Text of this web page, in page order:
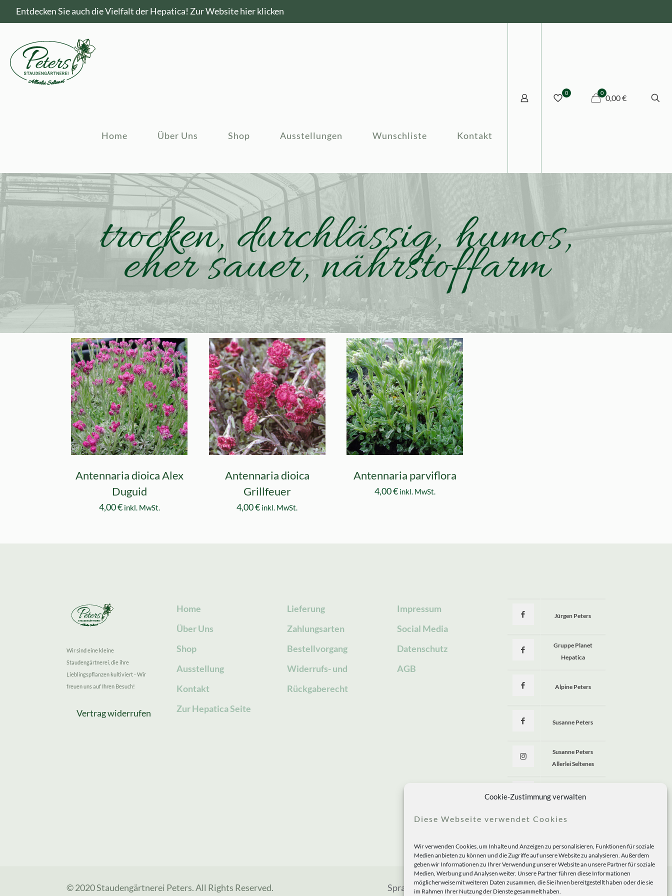
Cookie-Zustimmung verwalten
Diese Webseite verwendet Cookies
Wir verwenden Cookies, um Inhalte und Anzeigen zu personalisieren, Funktionen für soziale
Medien anbieten zu können und die Zugriffe auf unsere Website zu analysieren. Außerdem
geben wir Informationen zu Ihrer Verwendung unserer Website an unsere Partner für soziale
Medien, Werbung und Analysen weiter. Unsere Partner führen diese Informationen
möglicherweise mit weiteren Daten zusammen, die Sie ihnen bereitgestellt haben oder die sie
im Rahmen Ihrer Nutzung der Dienste gesammelt haben.
Entdecken Sie auch die Vielfalt der Hepatica! Zur Website hier klicken
Home Über Uns Shop Ausstellungen Wunschliste Kontakt
0 0
0,00 €
trocken, durchlässig, humos,
eher sauer, nährstoffarm
Antennaria dioica Alex
Duguid
4,00€ inkl. MwSt.
Antennaria dioica
Grillfeuer
4,00€ inkl. MwSt.
Antennaria parviflora
4,00€ inkl. MwSt.
Wir sind eine kleine
Staudengärtnerei, die ihre
Lieblingspflanzen kultiviert - Wir
freuen uns auf Ihren Besuch!
Vertrag widerrufen
Home
Über Uns
Shop
Ausstellung
Kontakt
Zur Hepatica Seite
Lieferung
Zahlungsarten
Bestellvorgang
Widerrufs- und
Rückgaberecht
Impressum
Social Media
Datenschutz
AGB
Jürgen Peters
Gruppe Planet
Hepatica
Alpine Peters
Susanne Peters
Susanne Peters
Allerlei Seltenes
Allerlei Seltenes
© 2020 Staudengärtnerei Peters. All Rights Reserved. Sprachen